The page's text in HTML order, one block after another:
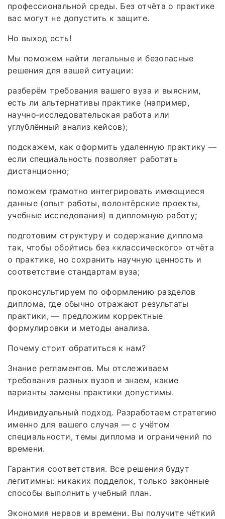
профессиональной среды. Без отчёта о практике
вас могут не допустить к защите.
Но выход есть!
Мы поможем найти легальные и безопасные
решения для вашей ситуации:
разберём требования вашего вуза и выясним,
есть ли альтернативы практике (например,
научно‑исследовательская работа или
углублённый анализ кейсов);
подскажем, как оформить удаленную практику —
если специальность позволяет работать
дистанционно;
поможем грамотно интегрировать имеющиеся
данные (опыт работы, волонтёрские проекты,
учебные исследования) в дипломную работу;
подготовим структуру и содержание диплома
так, чтобы обойтись без «классического» отчёта
о практике, но сохранить научную ценность и
соответствие стандартам вуза;
проконсультируем по оформлению разделов
диплома, где обычно отражают результаты
практики, — предложим корректные
формулировки и методы анализа.
Почему стоит обратиться к нам?
Знание регламентов. Мы отслеживаем
требования разных вузов и знаем, какие
варианты замены практики допустимы.
Индивидуальный подход. Разработаем стратегию
именно для вашего случая — с учётом
специальности, темы диплома и ограничений по
времени.
Гарантия соответствия. Все решения будут
легитимны: никаких подделок, только законные
способы выполнить учебный план.
Экономия нервов и времени. Вы получите чёткий